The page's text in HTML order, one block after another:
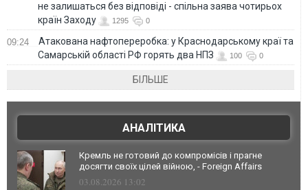
не залишаться без відповіді - спільна заява чотирьох
країн Заходу
1295 0
09:24
Атакована нафтопереробка: у Краснодарському краї та
Самарській області РФ горять два НПЗ
100 0
БІЛЬШЕ
АНАЛІТИКА
Кремль не готовий до компромісів і прагне
досягти своїх цілей війною, - Foreign Affairs
03.08.2026 13:02